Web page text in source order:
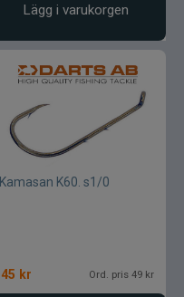
Lägg i varukorgen
Kamasan K60. s1/0
45 kr Ord. pris 49 kr